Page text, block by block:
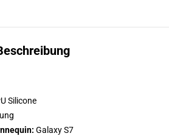
Silicone
Galaxy S7